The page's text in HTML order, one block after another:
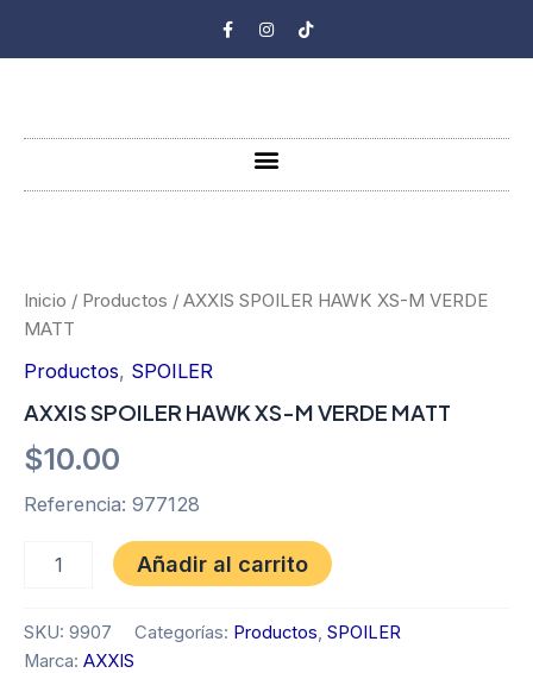
F
a
k
I
n
a
m
T
i
Menu
Inicio / Productos / AXXIS SPOILER HAWK XS-M VERDE
MATT
Productos, SPOILER
AXXIS SPOILER HAWK XS-M VERDE MATT
$10.00
Referencia: 977128
XS-
M
MATT
Añadir al carrito
SKU: 9907 Categorías: Productos SPOILER
Marca: AXXIS